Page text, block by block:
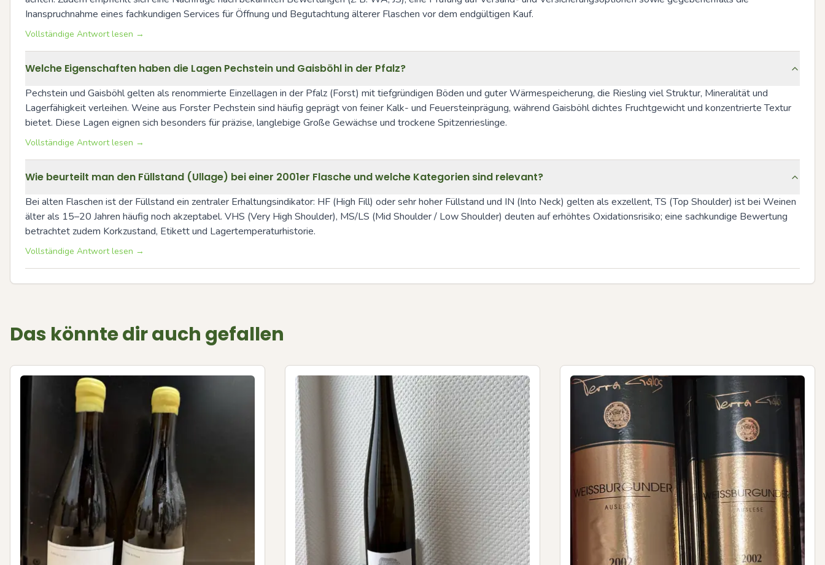
Inanspruchnahme eines fachkundigen Services für Öffnung und Begutachtung älterer Flaschen vor dem endgültigen Kauf.
Vollständige Antwort lesen →
Welche Eigenschaften haben die Lagen Pechstein und Gaisböhl in der Pfalz?
Pechstein und Gaisböhl gelten als renommierte Einzellagen in der Pfalz (Forst) mit tiefgründigen Böden und guter Wärmespeicherung, die Riesling viel Struktur, Mineralität und
Lagerfähigkeit verleihen. Weine aus Forster Pechstein sind häufig geprägt von feiner Kalk- und Feuersteinprägung, während Gaisböhl dichtes Fruchtgewicht und konzentrierte Textur
bietet. Diese Lagen eignen sich besonders für präzise, langlebige Große Gewächse und trockene Spitzenrieslinge.
Vollständige Antwort lesen →
Wie beurteilt man den Füllstand (Ullage) bei einer 2001er Flasche und welche Kategorien sind relevant?
Bei alten Flaschen ist der Füllstand ein zentraler Erhaltungsindikator: HF (High Fill) oder sehr hoher Füllstand und IN (Into Neck) gelten als exzellent, TS (Top Shoulder) ist bei Weinen
älter als 15–20 Jahren häufig noch akzeptabel. VHS (Very High Shoulder), MS/LS (Mid Shoulder / Low Shoulder) deuten auf erhöhtes Oxidationsrisiko; eine sachkundige Bewertung
betrachtet zudem Korkzustand, Etikett und Lagertemperaturhistorie.
Vollständige Antwort lesen →
Das könnte dir auch gefallen